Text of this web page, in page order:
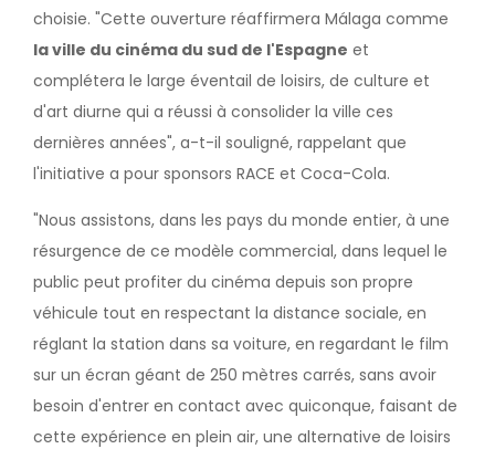
choisie. "Cette ouverture réaffirmera Málaga comme
la ville du cinéma du sud de l'Espagne et
complétera le large éventail de loisirs, de culture et
d'art diurne qui a réussi à consolider la ville ces
dernières années", a-t-il souligné, rappelant que
l'initiative a pour sponsors RACE et Coca-Cola.
"Nous assistons, dans les pays du monde entier, à une
résurgence de ce modèle commercial, dans lequel le
public peut profiter du cinéma depuis son propre
véhicule tout en respectant la distance sociale, en
réglant la station dans sa voiture, en regardant le film
sur un écran géant de 250 mètres carrés, sans avoir
besoin d'entrer en contact avec quiconque, faisant de
cette expérience en plein air, une alternative de loisirs